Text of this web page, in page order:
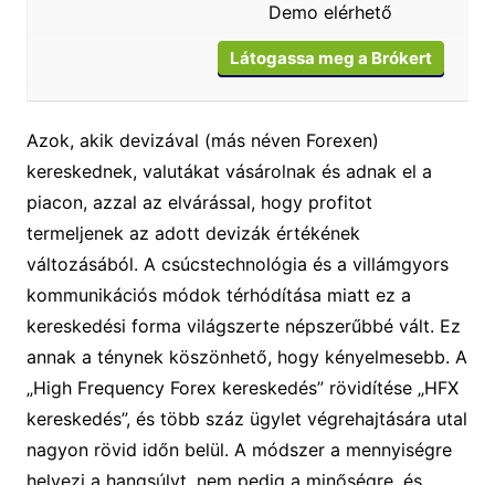
Demo elérhető
Látogassa meg a Brókert
Azok, akik devizával (más néven Forexen)
kereskednek, valutákat vásárolnak és adnak el a
piacon, azzal az elvárással, hogy profitot
termeljenek az adott devizák értékének
változásából. A csúcstechnológia és a villámgyors
kommunikációs módok térhódítása miatt ez a
kereskedési forma világszerte népszerűbbé vált. Ez
annak a ténynek köszönhető, hogy kényelmesebb. A
„High Frequency Forex kereskedés” rövidítése „HFX
kereskedés”, és több száz ügylet végrehajtására utal
nagyon rövid időn belül. A módszer a mennyiségre
helyezi a hangsúlyt, nem pedig a minőségre, és